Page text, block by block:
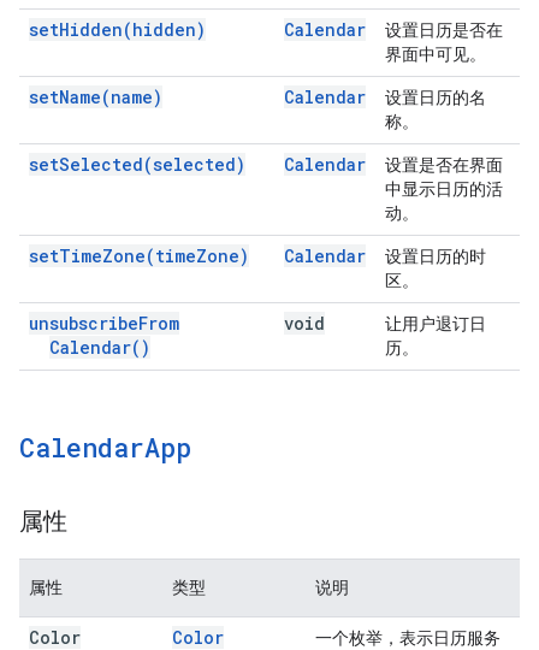
setHidden(hidden) Calendar
设置日历是否在
界面中可见。
setName(name) Calendar
设置日历的名
称。
setSelected(selected) Calendar
设置是否在界面
中显示日历的活
动。
setTimeZone(timeZone) Calendar
设置日历的时
区。
unsubscribeFrom
Calendar( )
void
让用户退订日
历。
CalendarApp
属性
属性 类型 说明
Color Color
一个枚举，表示日历服务